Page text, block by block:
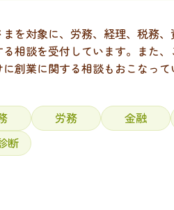
を対象に、労務、経理、税務
相談を受付しています。また
創業に関する相談もおこなっ
労務 金融
断